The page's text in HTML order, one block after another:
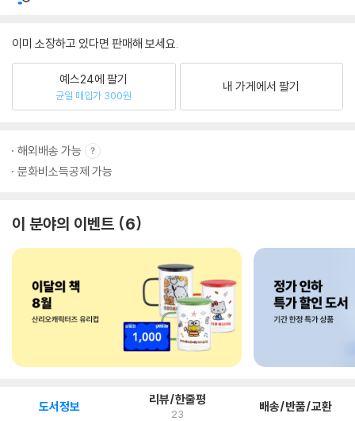
이미 소장하고 있다면 판매해 보세요.
예스24에 팔기
균일 매입가 300원
내 가게에서 팔기
해외배송 가능
문화비소득공제 가능
이 분야의 이벤트 6
도서정보 리뷰/한줄평
23 배송/반품/교환